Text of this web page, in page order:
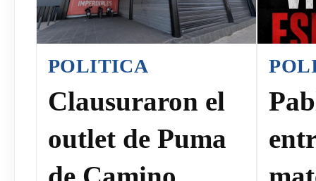
POLITICA
Clausuraron el
outlet de Puma